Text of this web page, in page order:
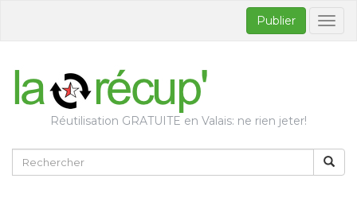
Publier
Réutilisation GRATUITE en Valais: ne rien jeter!